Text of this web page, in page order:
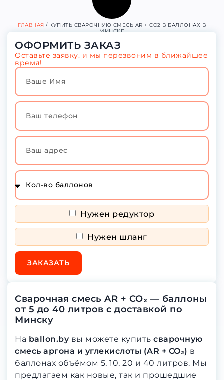
ГЛАВНАЯ / КУПИТЬ СВАРОЧНУЮ СМЕСЬ AR + CO2 В БАЛЛОНАХ В
МИНСКЕ
ОФОРМИТЬ ЗАКАЗ
Оставьте заявку. и мы перезвоним в ближайшее
время!
Нужен редуктор
Нужен шланг
ЗАКАЗАТЬ
Сварочная смесь AR + CO₂ — баллоны
от 5 до 40 литров с доставкой по
Минску
На ballon.byвы можете купить сварочную
смесь аргона и углекислоты (AR + CO₂) в
баллонах объёмом 5, 10, 20 и 40 литров. Мы
предлагаем как новые, так и прошедшие